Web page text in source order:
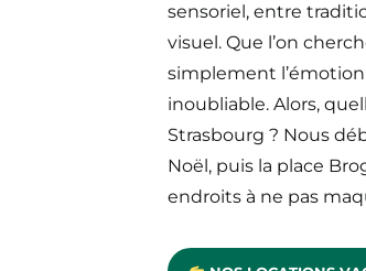
sensoriel, entre
visuel. Que l’on
simplement
inoubliable. Alors,
Strasbourg ? Nous
Noël, puis la place
endroits à ne pas